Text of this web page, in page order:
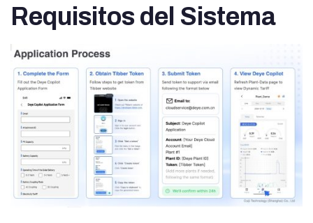
Requisitos del Sistema